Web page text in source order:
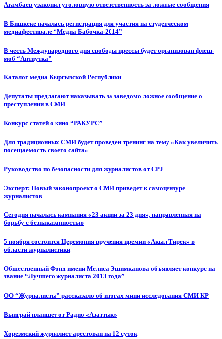
Атамбаев узаконил уголовную ответственность за ложные сообщения
В Бишкеке началась регистрация для участия на студенческом
медиафестивале “Медиа Бабочка-2014”
В честь Международного дня свободы прессы будет организован флеш-
моб “Антиутка”
Каталог медиа Кыргызской Республики
Депутаты предлагают наказывать за заведомо ложное сообщение о
преступлении в СМИ
Конкурс статей о кино “РАКУРС”
Для традиционных СМИ будет проведен тренинг на тему «Как увеличить
посещаемость своего сайта»
Руководство по безопасности для журналистов от CPJ
Эксперт: Новый законопроект о СМИ приведет к самоцензуре
журналистов
Сегодня началась кампания «23 акции за 23 дня», направленная на
борьбу с безнаказанностью
5 ноября состоится Церемония вручения премии «Акыл Тирек» в
области журналистики
Общественный Фонд имени Мелиса Эшимканова объявляет конкурс на
звание “Лучшего журналиста 2013 года”
ОО “Журналисты” рассказало об итогах мини исследования СМИ КР
Выиграй планшет от Радио «Азаттык»
Хорезмский журналист арестован на 12 суток